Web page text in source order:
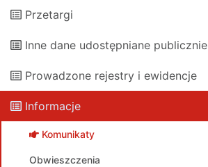
Przetargi
Inne dane udostępniane publicznie
Prowadzone rejestry i ewidencje
Informacje
Komunikaty
Obwieszczenia